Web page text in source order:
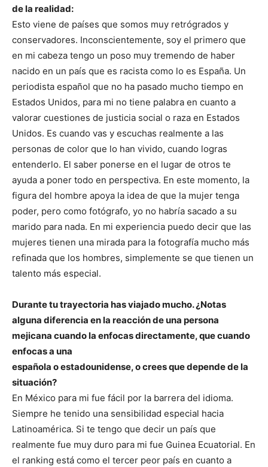
de la realidad:
Esto viene de países que somos muy retrógrados y
conservadores. Inconscientemente, soy el primero que
en mi cabeza tengo un poso muy tremendo de haber
nacido en un país que es racista como lo es España. Un
periodista español que no ha pasado mucho tiempo en
Estados Unidos, para mi no tiene palabra en cuanto a
valorar cuestiones de justicia social o raza en Estados
Unidos. Es cuando vas y escuchas realmente a las
personas de color que lo han vivido, cuando logras
entenderlo. El saber ponerse en el lugar de otros te
ayuda a poner todo en perspectiva. En este momento, la
figura del hombre apoya la idea de que la mujer tenga
poder, pero como fotógrafo, yo no habría sacado a su
marido para nada. En mi experiencia puedo decir que las
mujeres tienen una mirada para la fotografía mucho más
refinada que los hombres, simplemente se que tienen un
talento más especial.
Durante tu trayectoria has viajado mucho. ¿Notas
alguna diferencia en la reacción de una persona
mejicana cuando la enfocas directamente, que cuando
enfocas a una
española o estadounidense, o crees que depende de la
situación?
En México para mi fue fácil por la barrera del idioma.
Siempre he tenido una sensibilidad especial hacia
Latinoamérica. Si te tengo que decir un país que
realmente fue muy duro para mi fue Guinea Ecuatorial. En
el ranking está como el tercer peor país en cuanto a